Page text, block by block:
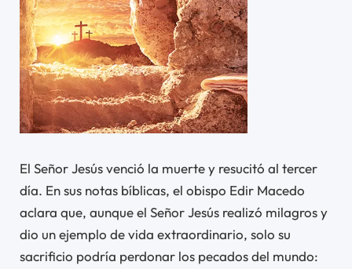
El Señor Jesús venció la muerte y resucitó al tercer
día. En sus notas bíblicas, el obispo Edir Macedo
aclara que, aunque el Señor Jesús realizó milagros y
dio un ejemplo de vida extraordinario, solo su
sacrificio podría perdonar los pecados del mundo: